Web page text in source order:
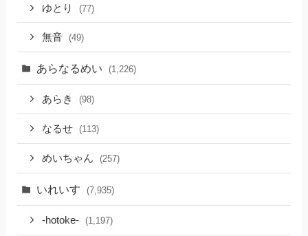
ゆとり (77)
無音 (49)
あらなるめい (1,226)
あらき (98)
なるせ (113)
めいちゃん (257)
いれいす (7,935)
-hotoke- (1,197)